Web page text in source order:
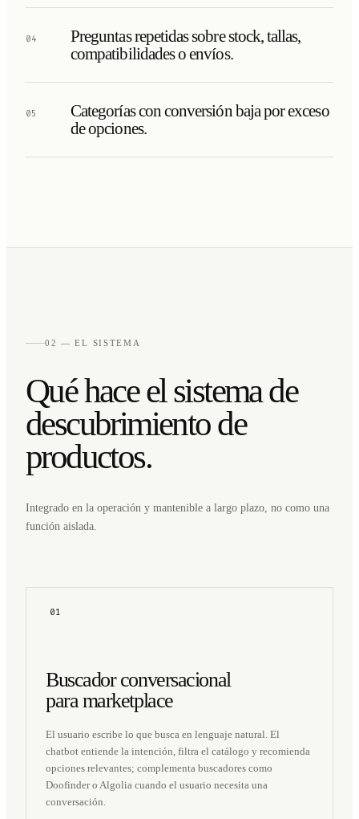
04
Preguntas repetidas sobre stock, tallas,
compatibilidades o envíos.
05
Categorías con conversión baja por exceso
de opciones.
02 — EL SISTEMA
Qué hace el sistema de
descubrimiento de
productos.
Integrado en la operación y mantenible a largo plazo, no como una
función aislada.
01
Buscador conversacional
para marketplace
El usuario escribe lo que busca en lenguaje natural. El
chatbot entiende la intención, filtra el catálogo y recomienda
opciones relevantes; complementa buscadores como
Doofinder o Algolia cuando el usuario necesita una
conversación.